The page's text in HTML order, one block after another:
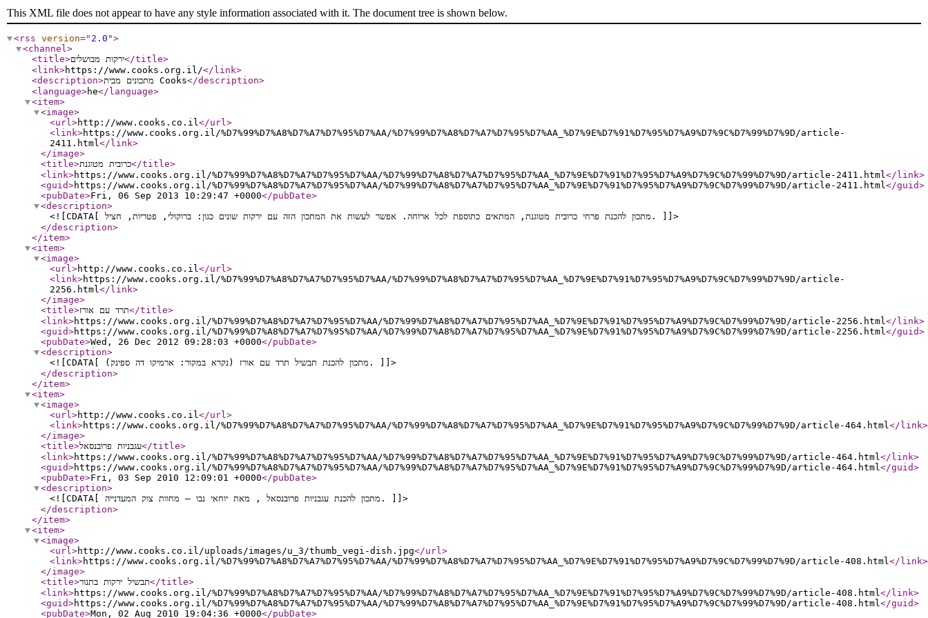
This XML file does not appear to have any style information associated with it. The document tree is shown below.
<rss version=" 2.0 ">
<channel>
<title>ירקות מבושלים</title>
<link>https://www.cooks.org.il/</link>
<description> מתכונים מבית Cooks</description>
<language>he</language>
<item>
<image>
<url>http://www.cooks.co.il</url>
<link>https://www.cooks.org.il/%D7%99%D7%A8%D7%A7%D7%95%D7%AA/%D7%99%D7%A8%D7%A7%D7%95%D7%AA_%D7%9E%D7%91%D7%95%D7%A9%D7%9C%D7%99%D7%9D/article-
2411.html</link>
</image>
<title>כרובית מטוגנת</title>
<link>https://www.cooks.org.il/%D7%99%D7%A8%D7%A7%D7%95%D7%AA/%D7%99%D7%A8%D7%A7%D7%95%D7%AA_%D7%9E%D7%91%D7%95%D7%A9%D7%9C%D7%99%D7%9D/article-2411.html</link>
<guid>https://www.cooks.org.il/%D7%99%D7%A8%D7%A7%D7%95%D7%AA/%D7%99%D7%A8%D7%A7%D7%95%D7%AA_%D7%9E%D7%91%D7%95%D7%A9%D7%9C%D7%99%D7%9D/article-2411.html</guid>
<pubDate>Fri, 06 Sep 2013 10:29:47 +0000</pubDate>
<description>
<![CDATA[ מתכון להכנת פרחי כרובית מטוגנת, המתאים כתוספת לכל ארוחה. אפשר לעשות את המתכון הזה עם ירקות שונים כגון: ברוקולי, פטריות, חציל. ]]>
</description>
</item>
<item>
<image>
<url>http://www.cooks.co.il</url>
<link>https://www.cooks.org.il/%D7%99%D7%A8%D7%A7%D7%95%D7%AA/%D7%99%D7%A8%D7%A7%D7%95%D7%AA_%D7%9E%D7%91%D7%95%D7%A9%D7%9C%D7%99%D7%9D/article-
2256.html</link>
</image>
<title>תרד עם אורז</title>
<link>https://www.cooks.org.il/%D7%99%D7%A8%D7%A7%D7%95%D7%AA/%D7%99%D7%A8%D7%A7%D7%95%D7%AA_%D7%9E%D7%91%D7%95%D7%A9%D7%9C%D7%99%D7%9D/article-2256.html</link>
<guid>https://www.cooks.org.il/%D7%99%D7%A8%D7%A7%D7%95%D7%AA/%D7%99%D7%A8%D7%A7%D7%95%D7%AA_%D7%9E%D7%91%D7%95%D7%A9%D7%9C%D7%99%D7%9D/article-2256.html</guid>
<pubDate>Wed, 26 Dec 2012 09:28:03 +0000</pubDate>
<description>
<![CDATA[ מתכון להכנת תבשיל תרד עם אורז (נקרא במקור: ארמיקו דה ספינק). ]]>
</description>
</item>
<item>
<image>
<url>http://www.cooks.co.il</url>
<link>https://www.cooks.org.il/%D7%99%D7%A8%D7%A7%D7%95%D7%AA/%D7%99%D7%A8%D7%A7%D7%95%D7%AA_%D7%9E%D7%91%D7%95%D7%A9%D7%9C%D7%99%D7%9D/article-464.html</link>
</image>
<title>עגבניות פרובנסאל</title>
<link>https://www.cooks.org.il/%D7%99%D7%A8%D7%A7%D7%95%D7%AA/%D7%99%D7%A8%D7%A7%D7%95%D7%AA_%D7%9E%D7%91%D7%95%D7%A9%D7%9C%D7%99%D7%9D/article-464.html</link>
<guid>https://www.cooks.org.il/%D7%99%D7%A8%D7%A7%D7%95%D7%AA/%D7%99%D7%A8%D7%A7%D7%95%D7%AA_%D7%9E%D7%91%D7%95%D7%A9%D7%9C%D7%99%D7%9D/article-464.html</guid>
<pubDate>Fri, 03 Sep 2010 12:09:01 +0000</pubDate>
<description>
<![CDATA[ מתכון להכנת עגבניות פרובנסאל , מאת יוחאי נבו – מחוות צוק המעדנייה. ]]>
</description>
</item>
<item>
<image>
<url>http://www.cooks.co.il/uploads/images/u_3/thumb_vegi-dish.jpg</url>
<link>https://www.cooks.org.il/%D7%99%D7%A8%D7%A7%D7%95%D7%AA/%D7%99%D7%A8%D7%A7%D7%95%D7%AA_%D7%9E%D7%91%D7%95%D7%A9%D7%9C%D7%99%D7%9D/article-408.html</link>
</image>
<title>תבשיל ירקות בתנור</title>
<link>https://www.cooks.org.il/%D7%99%D7%A8%D7%A7%D7%95%D7%AA/%D7%99%D7%A8%D7%A7%D7%95%D7%AA_%D7%9E%D7%91%D7%95%D7%A9%D7%9C%D7%99%D7%9D/article-408.html</link>
<guid>https://www.cooks.org.il/%D7%99%D7%A8%D7%A7%D7%95%D7%AA/%D7%99%D7%A8%D7%A7%D7%95%D7%AA_%D7%9E%D7%91%D7%95%D7%A9%D7%9C%D7%99%D7%9D/article-408.html</guid>
<pubDate>Mon, 02 Aug 2010 19:04:36 +0000</pubDate>